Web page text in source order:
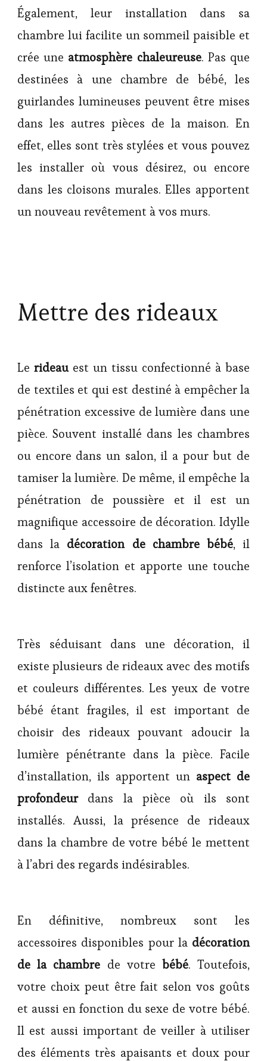
Également, leur installation dans sa
chambre lui facilite un sommeil paisible et
crée une atmosphère chaleureuse. Pas que
destinées à une chambre de bébé, les
guirlandes lumineuses peuvent être mises
dans les autres pièces de la maison. En
effet, elles sont très stylées et vous pouvez
les installer où vous désirez, ou encore
dans les cloisons murales. Elles apportent
un nouveau revêtement à vos murs.
Mettre des rideaux
Le rideauest un tissu confectionné à base
de textiles et qui est destiné à empêcher la
pénétration excessive de lumière dans une
pièce. Souvent installé dans les chambres
ou encore dans un salon, il a pour but de
tamiser la lumière. De même, il empêche la
pénétration de poussière et il est un
magnifique accessoire de décoration. Idylle
dans la décoration de chambre bébé, il
renforce l’isolation et apporte une touche
distincte aux fenêtres.
Très séduisant dans une décoration, il
existe plusieurs de rideaux avec des motifs
et couleurs différentes. Les yeux de votre
bébé étant fragiles, il est important de
choisir des rideaux pouvant adoucir la
lumière pénétrante dans la pièce. Facile
d’installation, ils apportent un aspect de
profondeurdans la pièce où ils sont
installés. Aussi, la présence de rideaux
dans la chambre de votre bébé le mettent
à l’abri des regards indésirables.
En définitive, nombreux sont les
accessoires disponibles pour la décoration
de la chambre de votre bébé. Toutefois,
votre choix peut être fait selon vos goûts
et aussi en fonction du sexe de votre bébé.
Il est aussi important de veiller à utiliser
des éléments très apaisants et doux pour